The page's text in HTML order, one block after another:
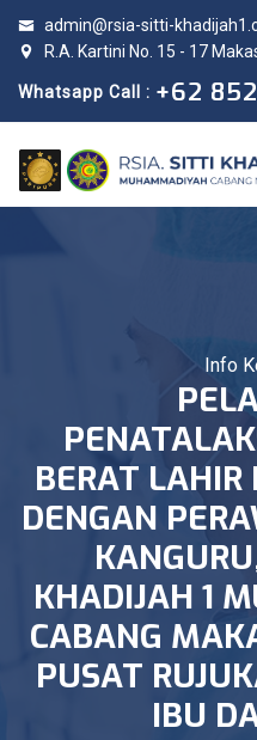
admin@rsia-sitti-
R.A. Kartini No. 15 - 17
Whatsapp Call : +62
Info
BERAT
DENGAN
KHADIJAH 1
CABANG
PUSAT
IBU